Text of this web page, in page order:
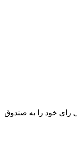
رای خود را به صندوق